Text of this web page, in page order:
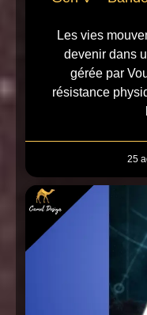
Les vies
devenir dans
gérée par
résistance
25